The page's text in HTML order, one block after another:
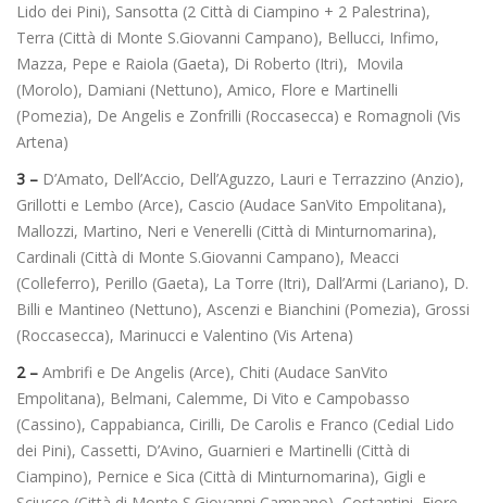
Lido dei Pini), Sansotta (2 Città di Ciampino + 2 Palestrina),
Terra (Città di Monte S.Giovanni Campano), Bellucci, Infimo,
Mazza, Pepe e Raiola (Gaeta), Di Roberto (Itri), Movila
(Morolo), Damiani (Nettuno), Amico, Flore e Martinelli
(Pomezia), De Angelis e Zonfrilli (Roccasecca) e Romagnoli (Vis
Artena)
3 – D’Amato, Dell’Accio, Dell’Aguzzo, Lauri e Terrazzino (Anzio),
Grillotti e Lembo (Arce), Cascio (Audace SanVito Empolitana),
Mallozzi, Martino, Neri e Venerelli (Città di Minturnomarina),
Cardinali (Città di Monte S.Giovanni Campano), Meacci
(Colleferro), Perillo (Gaeta), La Torre (Itri), Dall’Armi (Lariano), D.
Billi e Mantineo (Nettuno), Ascenzi e Bianchini (Pomezia), Grossi
(Roccasecca), Marinucci e Valentino (Vis Artena)
2 – Ambrifi e De Angelis (Arce), Chiti (Audace SanVito
Empolitana), Belmani, Calemme, Di Vito e Campobasso
(Cassino), Cappabianca, Cirilli, De Carolis e Franco (Cedial Lido
dei Pini), Cassetti, D’Avino, Guarnieri e Martinelli (Città di
Ciampino), Pernice e Sica (Città di Minturnomarina), Gigli e